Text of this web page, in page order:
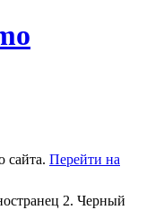
сайта. Перейти на
2. Черный